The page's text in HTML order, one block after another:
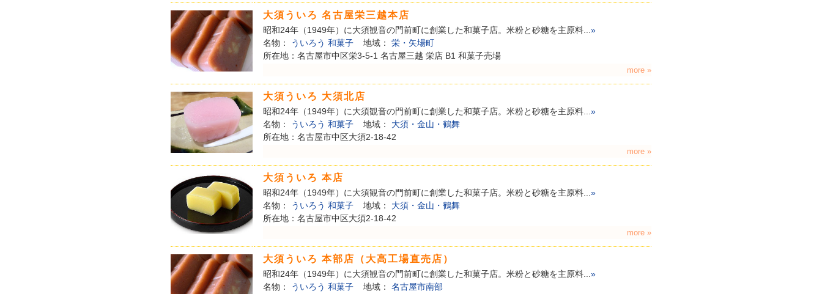
大須ういろ 名古屋栄三越本店
昭和24年（1949年）に大須観音の門前町に創業した和菓子店。米粉と砂糖を主原料... »
名物：
ういろう 和菓子 地域： 栄・矢場町
所在地：名古屋市中区栄3-5-1 名古屋三越 栄店 B1 和菓子売場
more »
大須ういろ 大須北店
昭和24年（1949年）に大須観音の門前町に創業した和菓子店。米粉と砂糖を主原料... »
名物：
ういろう 和菓子 地域： 大須・金山・鶴舞
所在地：名古屋市中区大須2-18-42
more »
大須ういろ 本店
昭和24年（1949年）に大須観音の門前町に創業した和菓子店。米粉と砂糖を主原料... »
名物：
ういろう 和菓子 地域： 大須・金山・鶴舞
所在地：名古屋市中区大須2-18-42
more »
大須ういろ 本部店（大高工場直売店）
昭和24年（1949年）に大須観音の門前町に創業した和菓子店。米粉と砂糖を主原料... »
名物：
ういろう 和菓子 地域： 名古屋市南部